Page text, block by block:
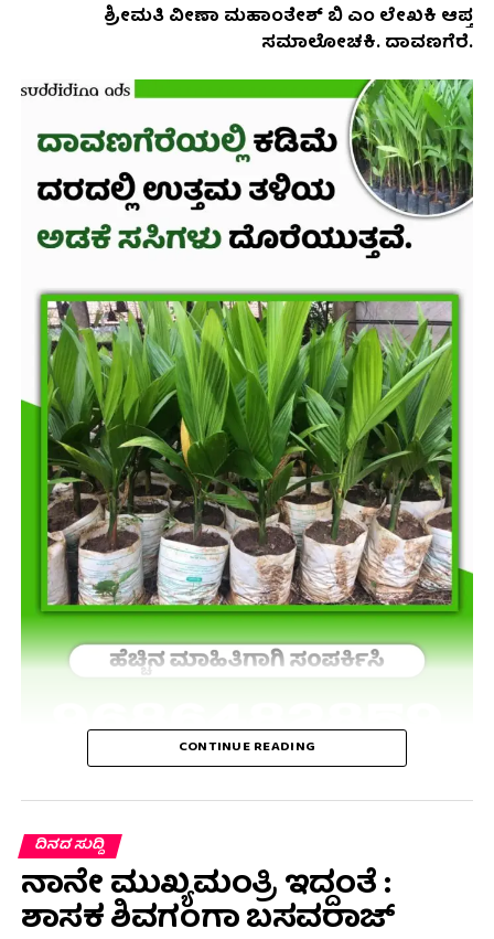
ಶ್ರೀಮತಿ ವೀಣಾ ಮಹಾಂತೇಶ್ ಬಿ ಎಂ ಲೇಖಕಿ ಆಪ್ತ
ಸಮಾಲೋಚಕಿ. ದಾವಣಗೆರೆ.
CONTINUE READING
ದಿನದ ಸುದ್ದಿ
ನಾನೇ ಮುಖ್ಯಮಂತ್ರಿ ಇದ್ದಂತೆ :
ಶಾಸಕ ಶಿವಗಂಗಾ ಬಸವರಾಜ್